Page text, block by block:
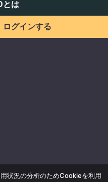
とは
ログインする
状況の分析のためCookieを利用